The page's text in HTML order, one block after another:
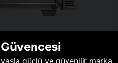
güçlü ve güvenilir marka